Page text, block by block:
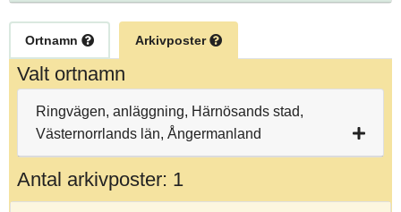
Ortnamn Arkivposter
Valt ortnamn
Ringvägen, anläggning, Härnösands stad,
Västernorrlands län, Ångermanland
Antal arkivposter: 1